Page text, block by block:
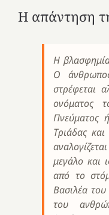
Η απάντηση
Η
Ο
στρέφεται
ονόματος
Πνεύματος
Τριάδας
μεγάλο και
από το
Βασιλέα
του